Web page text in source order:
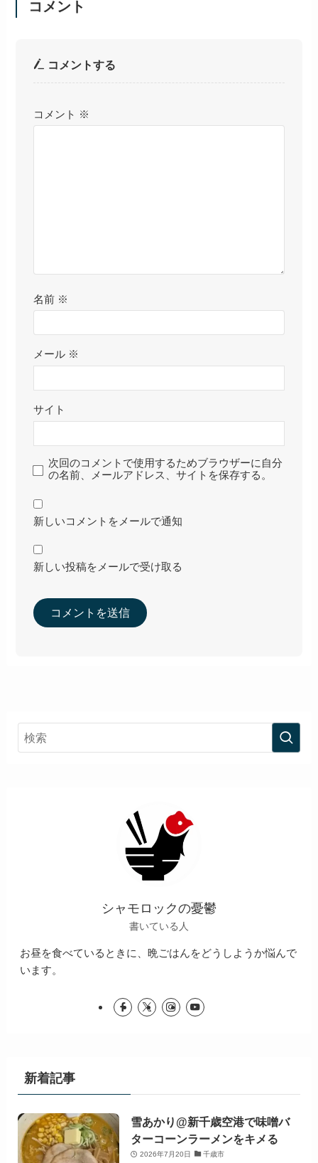
コメント
コメントする
コメント ※
名前 ※
メール ※
サイト
次回のコメントで使用するためブラウザーに自分
の名前、メールアドレス、サイトを保存する。
新しいコメントをメールで通知
新しい投稿をメールで受け取る
シャモロックの憂鬱
書いている人
お昼を食べているときに、晩ごはんをどうしようか悩んで
います。
新着記事
雪あかり@新千歳空港で味噌バ
ターコーンラーメンをキメる
2026年7月20日 千歳市